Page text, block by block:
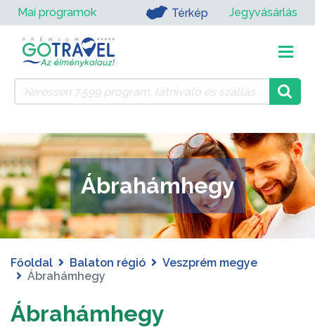
Mai programok Térkép Jegyvásárlás
Ábrahámhegy
Főoldal Balaton régió
Veszprém megye
Ábrahámhegy
Ábrahámhegy